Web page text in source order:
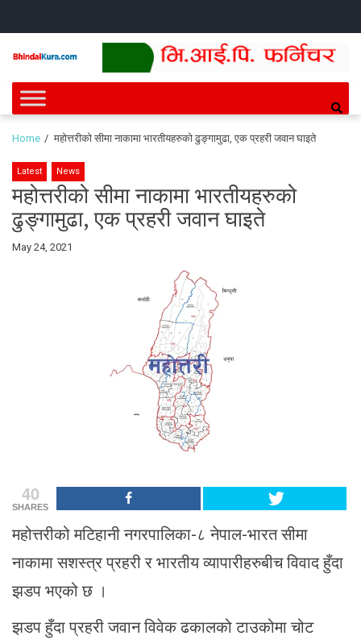
Bhindai Kura
News and entertainment.
Home महोत्तरीको सीमा नाकामा भारतीयहरुको ढुङ्गामुढा, एक प्रहरी जवान घाइते
Latest News
महोत्तरीको सीमा नाकामा भारतीयहरुको
ढुङ्गामुढा, एक प्रहरी जवान घाइते
By
May 24, 2021
40
SHARES
महोत्तरीको मटिहानी नगरपालिका-८ नेपाल-भारत सीमा
नाकामा सशस्त्र प्रहरी र भारतीय व्यापारीहरुबीच विवाद हुँदा
झडप भएको छ ।
झडप हुँदा प्रहरी जवान विवेक ढकालको टाउकोमा चोट